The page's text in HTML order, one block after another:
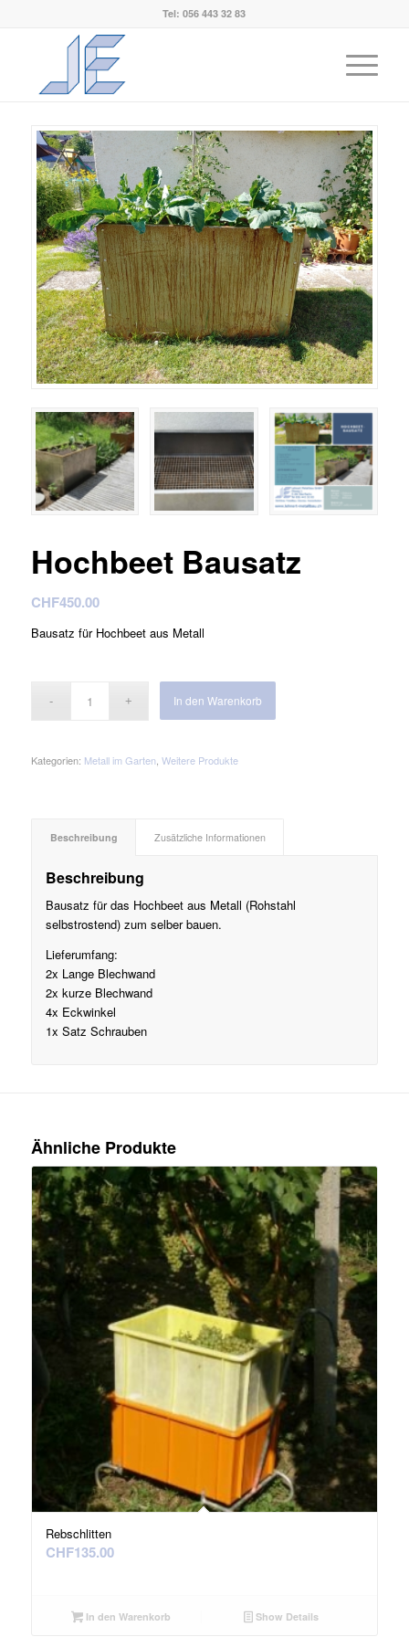
Tel: 056 443 32 83
You are here: Home
Hochbeet Bausatz
Hochbeet Bausatz
CHF450.00
Bausatz für Hochbeet aus Metall
In den Warenkorb
Kategorien: Metall im Garten, Weitere Produkte
Beschreibung Zusätzliche Informationen
Beschreibung
Bausatz für das Hochbeet aus Metall (Rohstahl
selbstrostend) zum selber bauen.
Lieferumfang:
2x Lange Blechwand
2x kurze Blechwand
4x Eckwinkel
1x Satz Schrauben
Ähnliche Produkte
Rebschlitten
CHF135.00
In den Warenkorb Show Details